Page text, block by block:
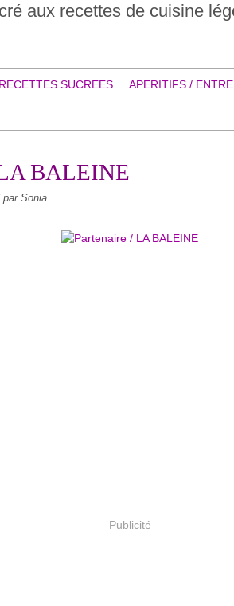
aux recettes de cuisine
RECETTES SUCREES APERITIFS /
BALEINE
par Sonia
Publicité